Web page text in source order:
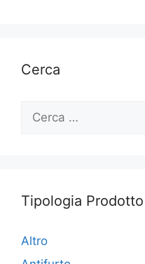
Cerca
per:
Tipologia Prodotto
Altro